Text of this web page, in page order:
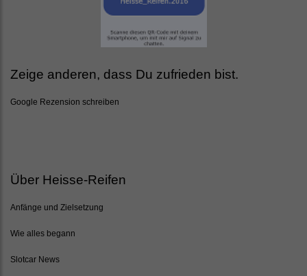
Zeige anderen, dass Du zufrieden bist.
Google Rezension schreiben
Über Heisse-Reifen
Anfänge und Zielsetzung
Wie alles begann
Slotcar News